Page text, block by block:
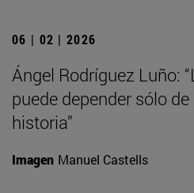
06 | 02 | 2026
Ángel Rodríguez Luño:
puede depender sólo
historia”
Imagen Manuel Castells